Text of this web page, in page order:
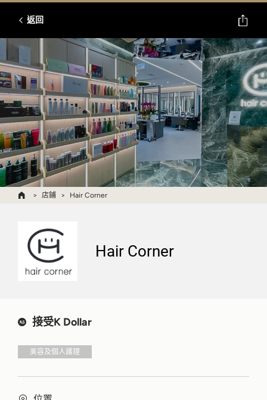
返回
店鋪 Hair Corner
Hair Corner
接受K Dollar
美容及個人護理